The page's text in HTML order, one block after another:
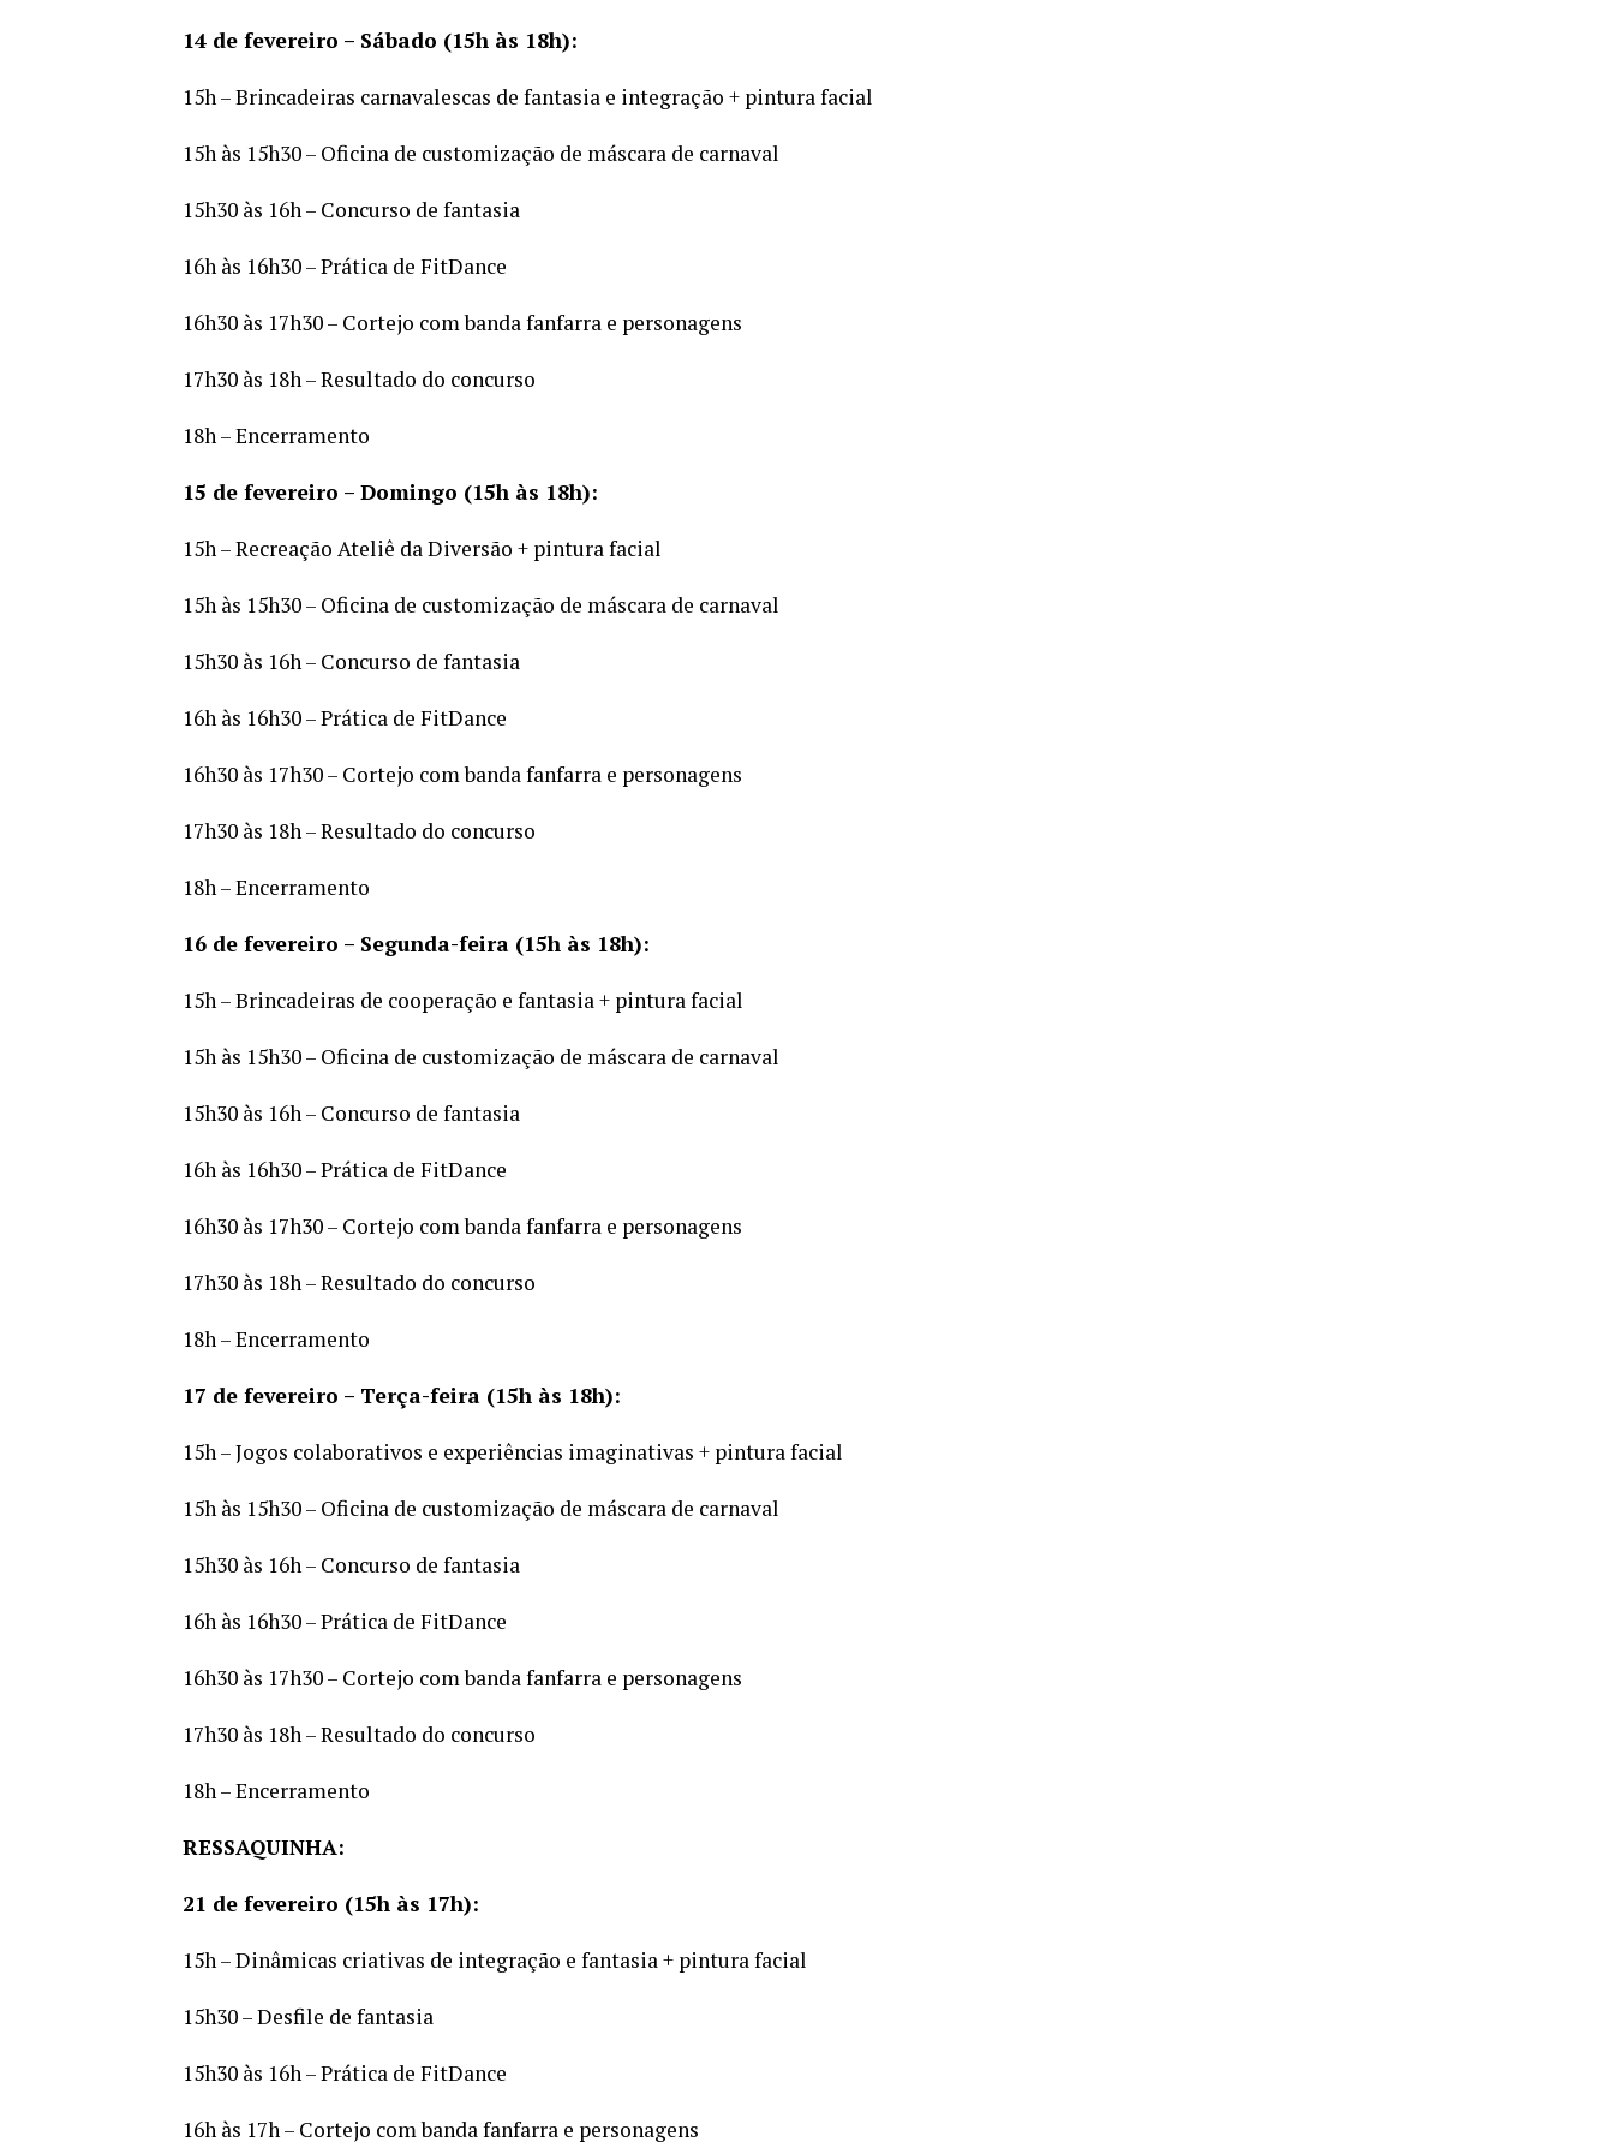
14 de fevereiro – Sábado (15h às 18h):
15h – Brincadeiras carnavalescas de fantasia e integração + pintura facial
15h às 15h30 – Oficina de customização de máscara de carnaval
15h30 às 16h – Concurso de fantasia
16h às 16h30 – Prática de FitDance
16h30 às 17h30 – Cortejo com banda fanfarra e personagens
17h30 às 18h – Resultado do concurso
18h – Encerramento
15 de fevereiro – Domingo (15h às 18h):
15h – Recreação Ateliê da Diversão + pintura facial
15h às 15h30 – Oficina de customização de máscara de carnaval
15h30 às 16h – Concurso de fantasia
16h às 16h30 – Prática de FitDance
16h30 às 17h30 – Cortejo com banda fanfarra e personagens
17h30 às 18h – Resultado do concurso
18h – Encerramento
16 de fevereiro – Segunda-feira (15h às 18h):
15h – Brincadeiras de cooperação e fantasia + pintura facial
15h às 15h30 – Oficina de customização de máscara de carnaval
15h30 às 16h – Concurso de fantasia
16h às 16h30 – Prática de FitDance
16h30 às 17h30 – Cortejo com banda fanfarra e personagens
17h30 às 18h – Resultado do concurso
18h – Encerramento
17 de fevereiro – Terça-feira (15h às 18h):
15h – Jogos colaborativos e experiências imaginativas + pintura facial
15h às 15h30 – Oficina de customização de máscara de carnaval
15h30 às 16h – Concurso de fantasia
16h às 16h30 – Prática de FitDance
16h30 às 17h30 – Cortejo com banda fanfarra e personagens
17h30 às 18h – Resultado do concurso
18h – Encerramento
RESSAQUINHA:
21 de fevereiro (15h às 17h):
15h – Dinâmicas criativas de integração e fantasia + pintura facial
15h30 – Desfile de fantasia
15h30 às 16h – Prática de FitDance
16h às 17h – Cortejo com banda fanfarra e personagens